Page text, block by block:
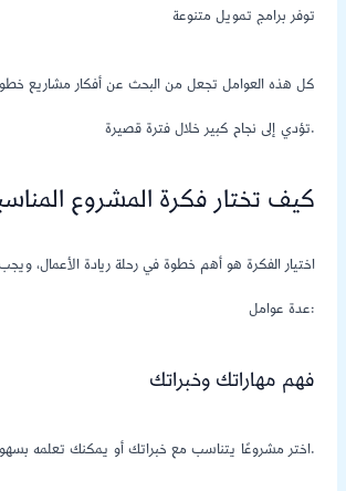
توفر برامج تمويل متنوعة
كل هذه العوامل تجعل من البحث عن أفكار مشاريع
تؤدي إلى نجاح كبير خلال فترة قصيرة.
كيف تختار فكرة المشروع
اختيار الفكرة هو أهم خطوة في رحلة ريادة الأعمال،
عدة عوامل:
فهم مهاراتك وخبراتك
اختر مشروعًا يتناسب مع خبراتك أو يمكنك تعلمه بسهولة.